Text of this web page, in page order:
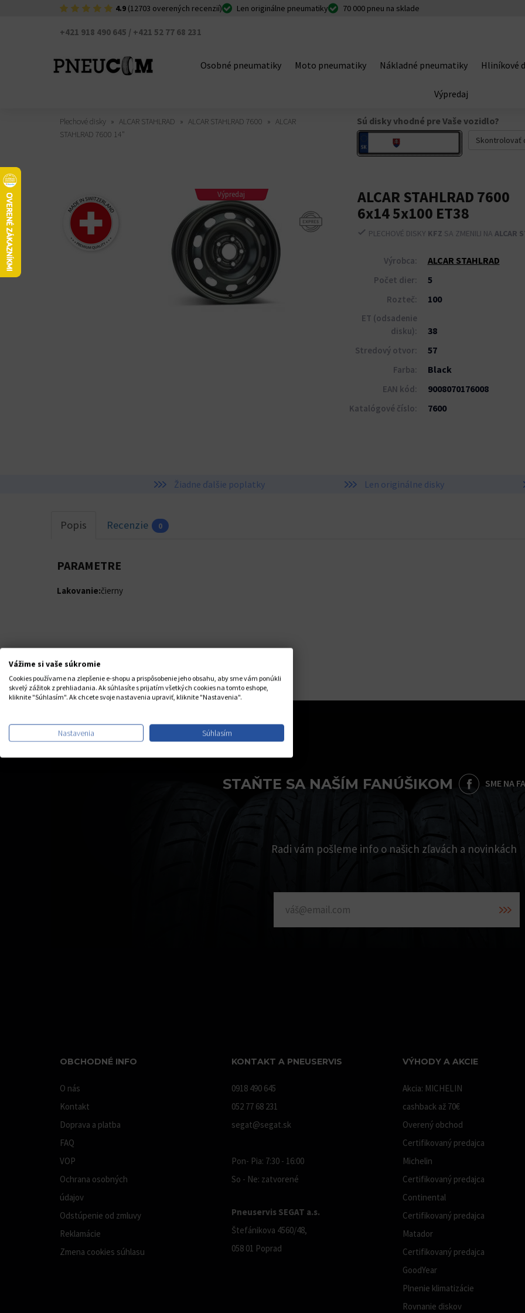
4.9 (12703 overených recenzií) Len originálne pneumatiky 70 000 pneu na sklade
+421 918 490 645 / +421 52 77 68 231
Osobné pneumatiky Moto pneumatiky Nákladné pneumatiky Hliníkové
Výpredaj
Plechové disky ALCAR STAHLRAD ALCAR STAHLRAD 7600
ALCAR
STAHLRAD 7600 14"
Sú disky vhodné pre Vaše vozidlo?
Skontrolovať
Výpredaj
ALCAR STAHLRAD 7600
6x14 5x100 ET38
PLECHOVÉ DISKY KFZ SA ZMENILI NA ALCAR
Výrobca: ALCAR STAHLRAD
Počet dier: 5
Rozteč: 100
ET (odsadenie
disku):
38
Stredový otvor: 57
Farba: Black
EAN kód: 9008070176008
Katalógové číslo: 7600
Žiadne ďalšie poplatky Len originálne disky
Popis Recenzie 0
PARAMETRE
Lakovanie:čierny
STAŇTE SA NAŠÍM FANÚŠIKOM SME NA
Radi vám pošleme info o našich zľavách a novinkách
OBCHODNÉ INFO
O nás
Kontakt
Doprava a platba
FAQ
VOP
Ochrana osobných
údajov
Odstúpenie od zmluvy
Reklamácie
Zmena cookies súhlasu
KONTAKT A PNEUSERVIS
0918 490 645
052 77 68 231
segat@segat.sk
Pon- Pia: 7:30 - 16:00
So - Ne: zatvorené
Pneuservis SEGAT a.s.
Štefánikova 4560/48,
058 01 Poprad
VÝHODY A AKCIE
Akcia: MICHELIN
cashback až 70€
Overený obchod
Certifikovaný predajca
Michelin
Certifikovaný predajca
Continental
Certifikovaný predajca
Matador
Certifikovaný predajca
GoodYear
Plnenie klimatizácie
Rovnanie diskov
Vážime si vaše súkromie
Cookies používame na zlepšenie e-shopu a prispôsobenie jeho obsahu, aby sme vám ponúkli
skvelý zážitok z prehliadania. Ak súhlasíte s prijatím všetkých cookies na tomto eshope,
kliknite "Súhlasím". Ak chcete svoje nastavenia upraviť, kliknite "Nastavenia".
Nastavenia Súhlasím